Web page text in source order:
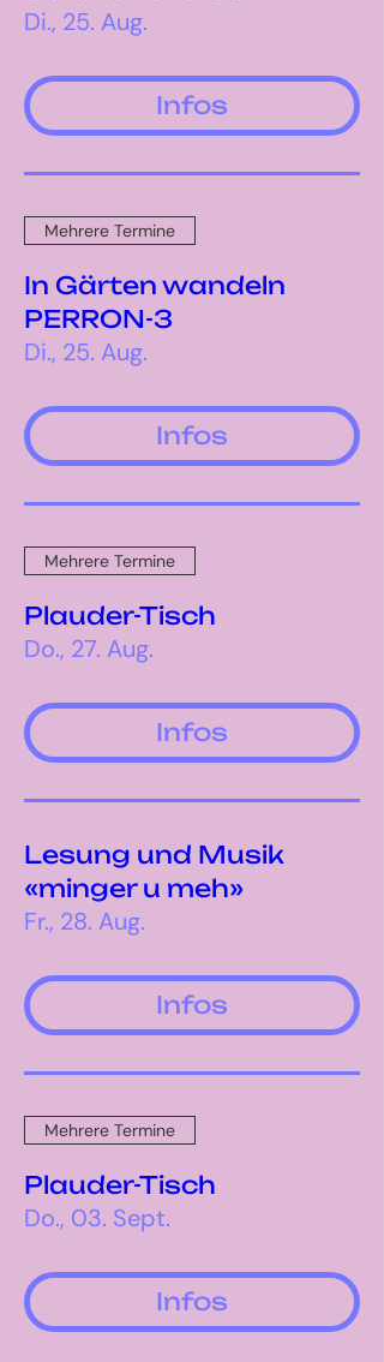
Di., 25. Aug.
Infos
Mehrere Termine
In Gärten wandeln
PERRON-3
Di., 25. Aug.
Infos
Mehrere Termine
Plauder-Tisch
Do., 27. Aug.
Infos
Lesung und Musik
«minger u meh»
Fr., 28. Aug.
Infos
Mehrere Termine
Plauder-Tisch
Do., 03. Sept.
Infos